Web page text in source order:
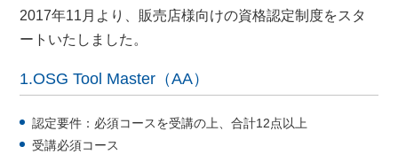
2017年11月より、販売店様向けの資格認定制度をスタ
ートいたしました。
1.OSG Tool Master（AA）
認定要件：必須コースを受講の上、合計12点以上
受講必須コース